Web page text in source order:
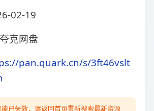
02-19
夸克网盘
pan.quark.cn/s/3ft46vslt
已失效，请返回首页重新搜索最新资源